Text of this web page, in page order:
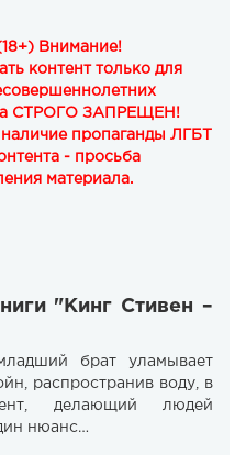
Внимание!
контент только для
СТРОГО ЗАПРЕЩЕН!
наличие пропаганды ЛГБТ
- просьба
материала.
"Кинг Стивен –
брат уламывает
распространив воду, в
делающий людей
нюанс…